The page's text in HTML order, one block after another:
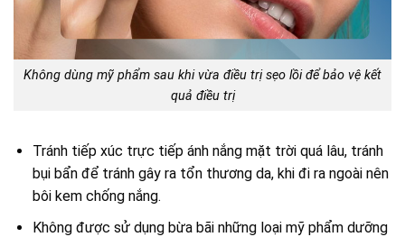
Không dùng mỹ phẩm sau khi vừa điều trị sẹo lồi để bảo vệ kết
quả điều trị
Tránh tiếp xúc trực tiếp ánh nắng mặt trời quá lâu, tránh
bụi bẩn để tránh gây ra tổn thương da, khi đi ra ngoài nên
bôi kem chống nắng.
Không được sử dụng bừa bãi những loại mỹ phẩm dưỡng